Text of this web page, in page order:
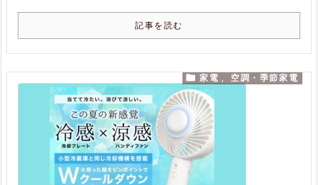
記事を読む
 家電 , 空調・季節家電